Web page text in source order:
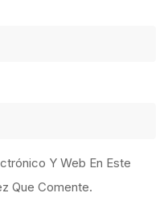
Y Web En Este
Que Comente.